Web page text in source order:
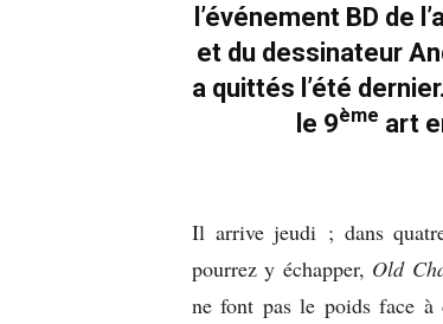
l’événement BD de
et du dessinateur
a quittés l’été
le 9ème art
Il arrive jeudi ; dans
pourrez y échapper, Old
ne font pas le poids face à